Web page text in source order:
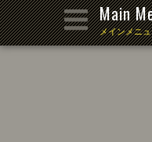
Main
メインメニ